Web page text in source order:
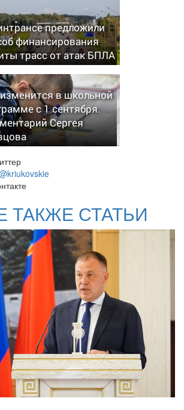
предложили
финансирования
трасс от атак БПЛА
в школьной
с 1 сентября.
Сергея
ТАКЖЕ СТАТЬИ